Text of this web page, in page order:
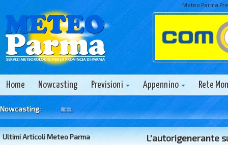
Meteo Parma
Home Nowcasting Previsioni Appennino Rete
Nowcasting:
Ultimi Articoli Meteo Parma L'autorigenerante